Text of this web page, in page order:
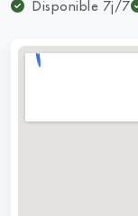
Disponible 7j/7